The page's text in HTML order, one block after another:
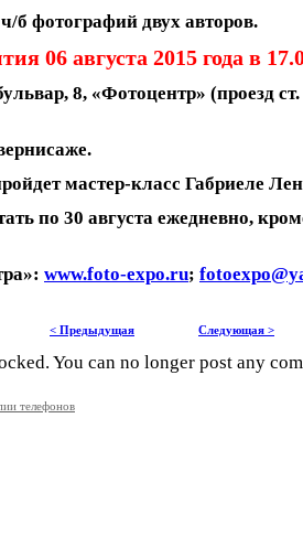
б фотографий двух авторов.
06 августа 2015 года в
8, «Фотоцентр» (проезд
мастер-класс Габриеле
по 30 августа ежедневно,
www.foto-expo.ru;
< Предыдущая Следующая >
You can no longer post any
телефонов